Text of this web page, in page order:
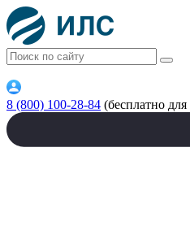
8 (800) 100-28-84 (бесплатно